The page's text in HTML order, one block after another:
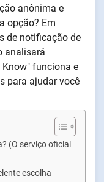
anônima e
opção? Em
de notificação de
analisará
funciona e
para ajudar você
(O serviço oficial
escolha